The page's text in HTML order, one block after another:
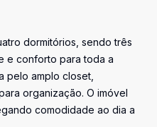
dormitórios, sendo três
e conforto para toda a
pelo amplo closet,
organização. O imóvel
comodidade ao dia a